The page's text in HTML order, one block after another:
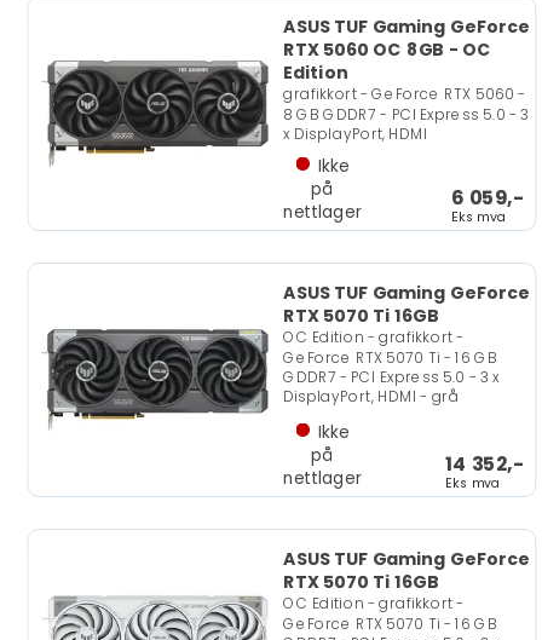
ASUS TUF Gaming GeForce
RTX 5060 OC 8GB - OC
Edition
grafikkort - GeForce RTX 5060 -
8 GB GDDR7 - PCI Express 5.0 - 3
x DisplayPort, HDMI
6 059,-
Eks mva
Ikke
på
nettlager
ASUS TUF Gaming GeForce
RTX 5070 Ti 16GB
OC Edition - grafikkort -
GeForce RTX 5070 Ti - 16 GB
GDDR7 - PCI Express 5.0 - 3 x
DisplayPort, HDMI - grå
14 352,-
Eks mva
Ikke
på
nettlager
ASUS TUF Gaming GeForce
RTX 5070 Ti 16GB
OC Edition - grafikkort -
GeForce RTX 5070 Ti - 16 GB